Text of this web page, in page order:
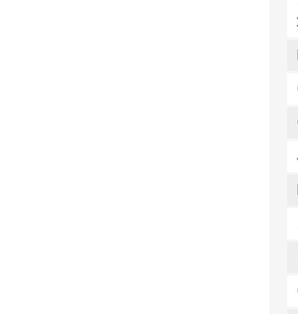
(Dz.U. z 2017r., poz. 1875 ze zm.)
Gminy;
i celu określonym w treści zgody.
odbiorcom lub kategoriom
danych osobowych;
z terminami archiwizacji określonymi